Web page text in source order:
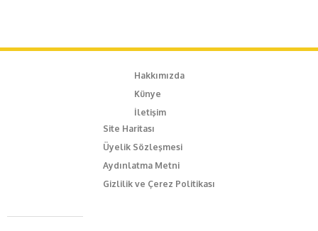
Hakkımızda
Künye
İletişim
Site Haritası
Üyelik Sözleşmesi
Aydınlatma Metni
Gizlilik ve Çerez Politikası
Caferağa Mah. Dr. Şakir Paşa Sok. No3/A Kadıköy İstanbul